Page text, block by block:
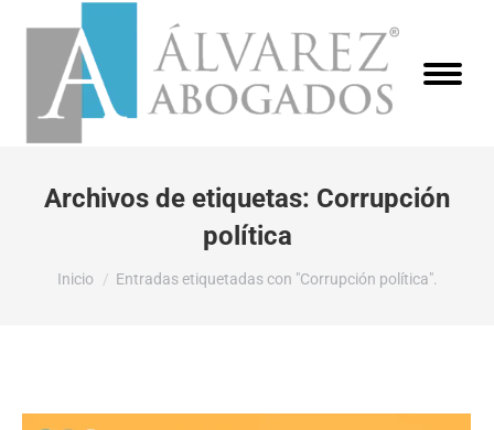
Archivos de etiquetas: Corrupción
política
Estás aquí:
Inicio Entradas etiquetadas con "Corrupción política".